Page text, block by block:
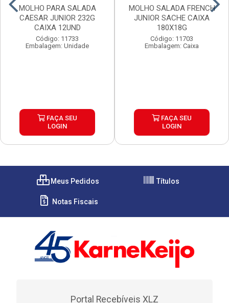
MOLHO PARA SALADA
CAESAR JUNIOR 232G
CAIXA 12UND
Código: 11733
Embalagem: Unidade
FAÇA SEU
LOGIN
MOLHO SALADA FRENCH
JUNIOR SACHE CAIXA
180X18G
Código: 11703
Embalagem: Caixa
FAÇA SEU
LOGIN
Meus Pedidos Títulos
Notas Fiscais
Portal Recebíveis XLZ